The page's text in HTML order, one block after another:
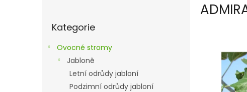
kategorie
Kategorie
Ovocné stromy
Jabloně
Letní odrůdy jabloní
Podzimní odrůdy jabloní